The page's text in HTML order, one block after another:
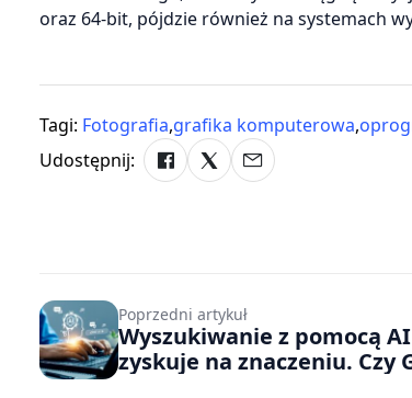
oraz 64-bit, pójdzie również na systemach
Tagi: Fotografia,grafika komputerowa,
Udostępnij:
Poprzedni artykuł
Wyszukiwanie z pomocą
zyskuje na znaczeniu. Czy